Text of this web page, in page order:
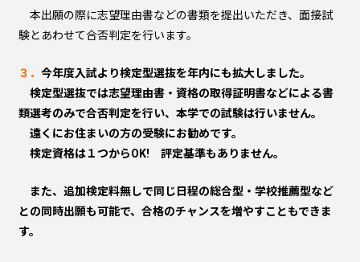
本出願の際に志望理由書などの書類を提出いただき、面接試
験とあわせて合否判定を行います。
３． 今年度入試より検定型選抜を年内にも拡大しました。
検定型選抜では志望理由書・資格の取得証明書などによる書
類選考のみで合否判定を行い、本学での試験は行いません。
遠くにお住まいの方の受験にお勧めです。
検定資格は１つからOK! 評定基準もありません。
また、追加検定料無しで同じ日程の総合型・学校推薦型など
との同時出願も可能で、合格のチャンスを増やすこともできま
す。